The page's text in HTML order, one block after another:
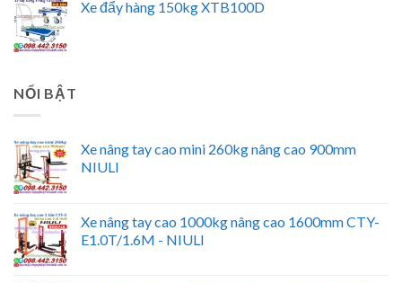
Xe đẩy hàng 150kg XTB100D
NỔI BẬT
Xe nâng tay cao mini 260kg nâng cao 900mm
NIULI
Xe nâng tay cao 1000kg nâng cao 1600mm CTY-
E1.0T/1.6M - NIULI